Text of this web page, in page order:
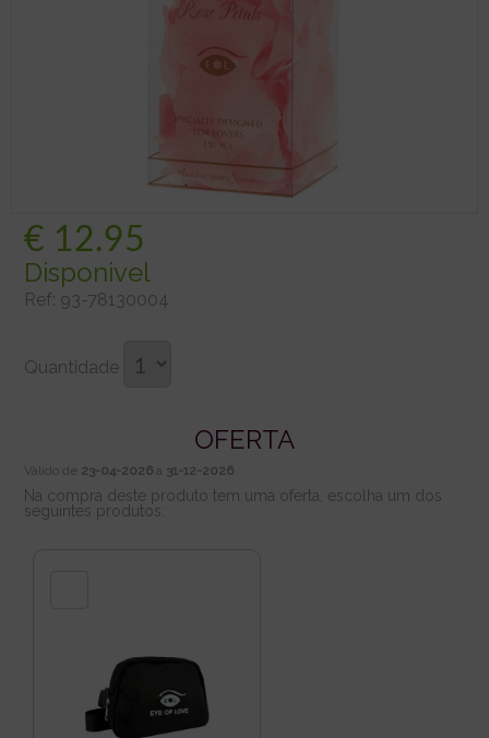
€ 12.95
Disponivel
Ref: 93-78130004
Quantidade
OFERTA
Válido de 23-04-2026 a 31-12-2026
Na compra deste produto tem uma oferta, escolha um dos
seguintes produtos: